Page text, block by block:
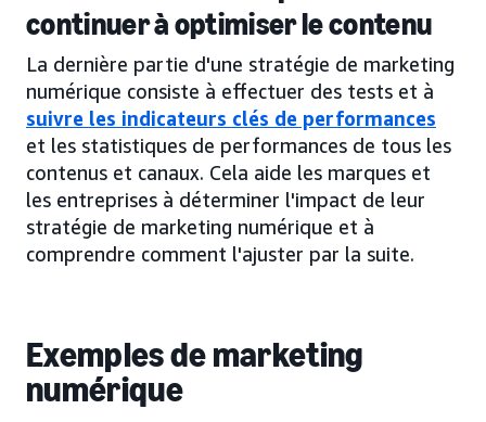
continuer à optimiser le contenu
La dernière partie d'une stratégie de marketing
numérique consiste à effectuer des tests et à
suivre les indicateurs clés de performances
et les statistiques de performances de tous les
contenus et canaux. Cela aide les marques et
les entreprises à déterminer l'impact de leur
stratégie de marketing numérique et à
comprendre comment l'ajuster par la suite.
Exemples de marketing
numérique